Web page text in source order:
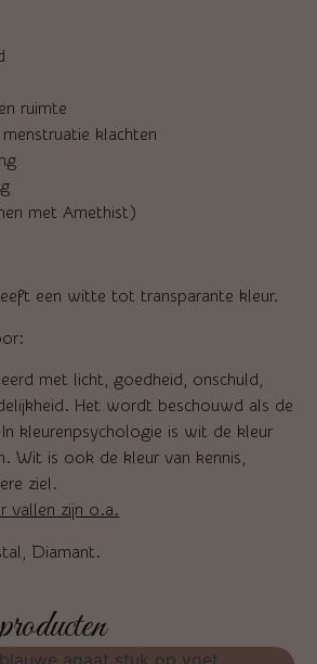
ruimte
klachten
met Amethist)
een witte tot transparante kleur.
met licht, goedheid, onschuld,
Het wordt beschouwd als de
kleurenpsychologie is wit de kleur
Wit is ook de kleur van kennis,
ziel.
vallen zijn o.a.
Diamant.